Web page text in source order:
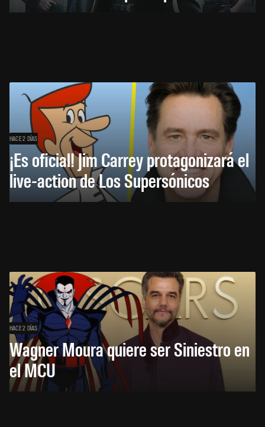
HACE 2 DÍAS
¡Es oficial! Jim Carrey protagonizará el
live-action de Los Supersónicos
HACE 2 DÍAS
Wagner Moura quiere ser Siniestro en
el MCU